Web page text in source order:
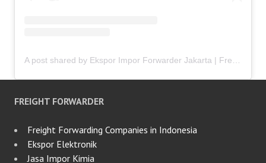
FREIGHT FORWARDER
Freight Forwarding Companies in Indonesia
Ekspor Elektronik
Jasa Impor Kimia